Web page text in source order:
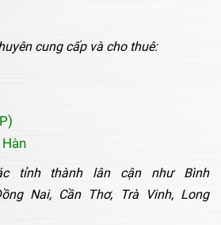
cung cấp và cho thuê:
tỉnh thành lân cận nhưBình
Nai, Cần Thơ, Trà Vinh, Long